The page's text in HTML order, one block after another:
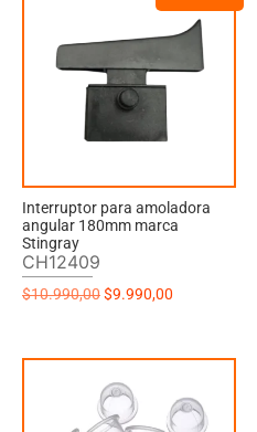
Interruptor para amoladora
angular 180mm marca
Stingray
CH12409
$10.990,00$9.990,00